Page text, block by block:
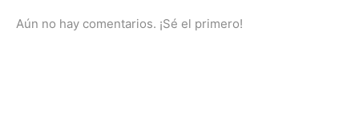
Aún no hay comentarios. ¡Sé el primero!